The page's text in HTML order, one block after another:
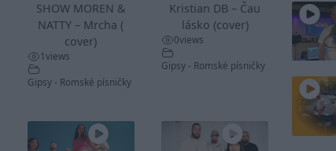
SHOW MOREN &
NATTY – Mrcha (
cover)
1views
Gipsy - Romské písničky
Kristian DB – Čau
lásko (cover)
0views
Gipsy - Romské písničky